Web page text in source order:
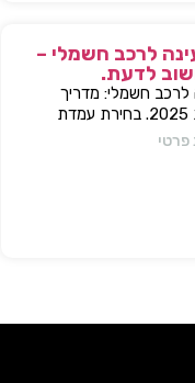
לרכב חשמלי –
לדעת.
לרכב חשמלי: מדריך
מקצועי לשנת 2025. בחירת עמדת
או בבניין, שיקולים,
על כל השאלות המרכזיות.